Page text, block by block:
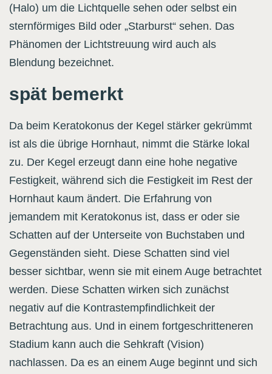
(Halo) um die Lichtquelle sehen oder selbst ein
sternförmiges Bild oder „Starburst“ sehen. Das
Phänomen der Lichtstreuung wird auch als
Blendung bezeichnet.
spät bemerkt
Da beim Keratokonus der Kegel stärker gekrümmt
ist als die übrige Hornhaut, nimmt die Stärke lokal
zu. Der Kegel erzeugt dann eine hohe negative
Festigkeit, während sich die Festigkeit im Rest der
Hornhaut kaum ändert. Die Erfahrung von
jemandem mit Keratokonus ist, dass er oder sie
Schatten auf der Unterseite von Buchstaben und
Gegenständen sieht. Diese Schatten sind viel
besser sichtbar, wenn sie mit einem Auge betrachtet
werden. Diese Schatten wirken sich zunächst
negativ auf die Kontrastempfindlichkeit der
Betrachtung aus. Und in einem fortgeschritteneren
Stadium kann auch die Sehkraft (Vision)
nachlassen. Da es an einem Auge beginnt und sich